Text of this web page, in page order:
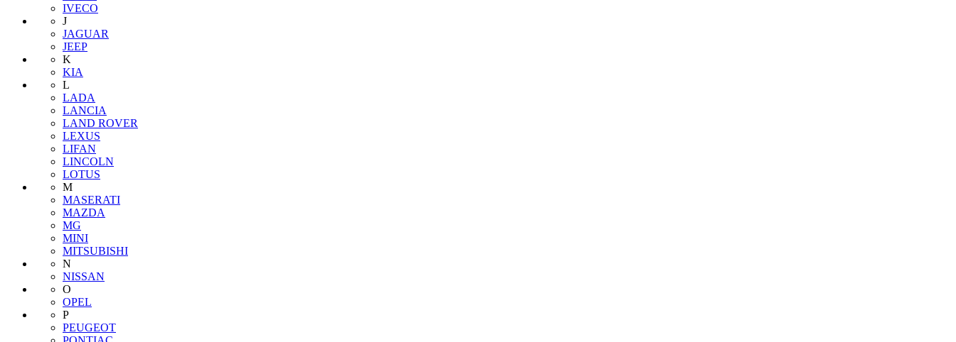
IVECO
J
JAGUAR
JEEP
K
KIA
L
LADA
LANCIA
LAND ROVER
LEXUS
LIFAN
LINCOLN
LOTUS
M
MASERATI
MAZDA
MG
MINI
MITSUBISHI
N
NISSAN
O
OPEL
P
PEUGEOT